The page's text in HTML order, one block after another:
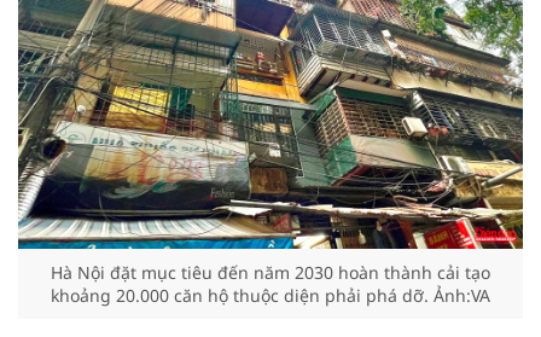
Hà Nội đặt mục tiêu đến năm 2030 hoàn thành cải tạo
khoảng 20.000 căn hộ thuộc diện phải phá dỡ. Ảnh:VA